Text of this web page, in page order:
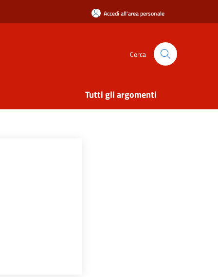
Accedi all'area personale
Cerca
Tutti gli argomenti